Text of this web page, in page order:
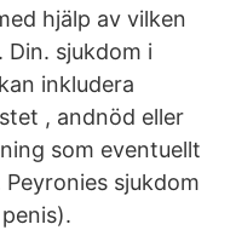
hjälp av vilken
sjukdom i
inkludera
, andnöd eller
som eventuellt
sjukdom